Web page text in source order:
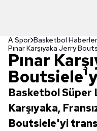
A Spor Basketbol
Pınar Karşıyaka Jerry
Pınar
Basketbol Süper
Karşıyaka,
Boutsiele'yi